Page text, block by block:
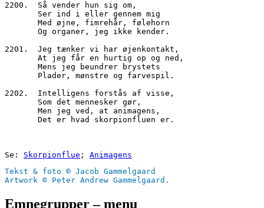
2200.  Så vender hun sig om,
       Ser ind i eller gennem mig
       Med øjne, fimrehår, følehorn
       Og organer, jeg ikke kender.
2201.  Jeg tænker vi har øjenkontakt,
       At jeg får en hurtig op og ned,
       Mens jeg beundrer brystets
       Plader, mønstre og farvespil.
2202.  Intelligens forstås af visse,
       Som det mennesker gør,
       Men jeg ved, at animagens,
       Det er hvad skorpionfluen er.
Se: Skorpionflue ; Animagens
Tekst & foto © Jacob Gammelgaard
Artwork © Peter Andrew Gammelgaard.
Emnegrupper – menu